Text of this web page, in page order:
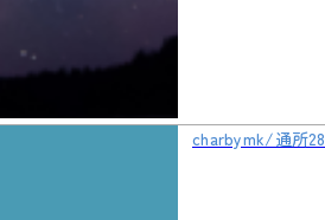
charbymk/通所